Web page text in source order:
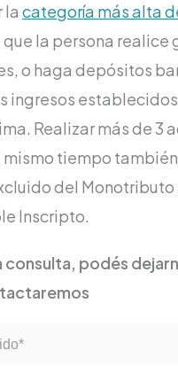
la categoría más alta
que la persona realice
o haga depósitos
ingresos establecidos
Realizar más de 3
tiempo
del Monotributo
Inscripto.
consulta, podés